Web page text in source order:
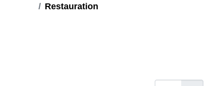
Restauration